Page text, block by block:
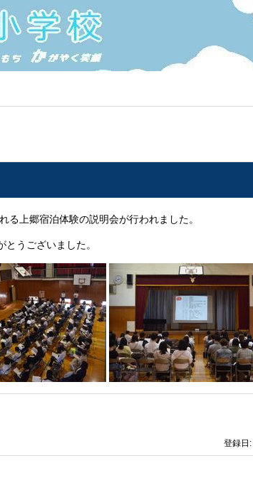
上郷宿泊体験の説明会が行われました。
うございました。
登録日: